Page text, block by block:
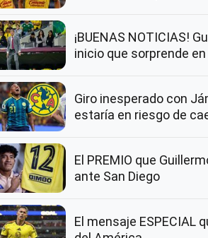
¡BUENAS NOTICIAS!
inicio que sorprende
Giro inesperado con
estaría en riesgo de
El PREMIO que
ante San Diego
El mensaje ESPECIAL